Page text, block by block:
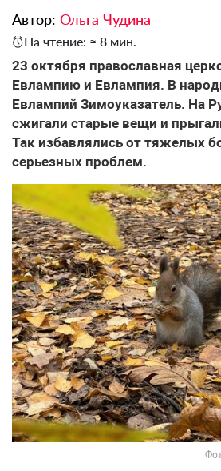
Автор: Ольга Чудина
На чтение: ≈ 8 мин.
23 октября православная
Евлампию и Евлампия. В
Евлампий Зимоуказатель. На
сжигали старые вещи и
Так избавлялись от тяжелых
серьезных проблем.